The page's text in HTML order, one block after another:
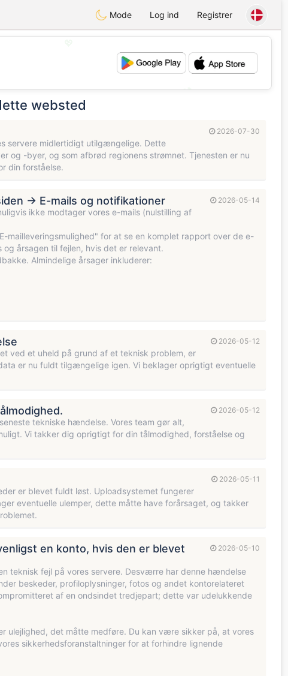
Mode Log ind Registrer
websted
2026-07-30
servere midlertidigt utilgængelige. Dette
og -byer, og som afbrød regionens strømnet. Tjenesten er nu
din forståelse.
2026-05-14
→ E-mails og notifikationer
ikke modtager vores e-mails (nulstilling af
mailleveringsmulighed" for at se en komplet rapport over de e-
årsagen til fejlen, hvis det er relevant.
Almindelige årsager inkluderer:
2026-05-12
ved et uheld på grund af et teknisk problem, er
er nu fuldt tilgængelige igen. Vi beklager oprigtigt eventuelle
2026-05-12
tekniske hændelse. Vores team gør alt,
Vi takker dig oprigtigt for din tålmodighed, forståelse og
2026-05-11
er blevet fuldt løst. Uploadsystemet fungerer
eventuelle ulemper, dette måtte have forårsaget, og takker
2026-05-10
en konto, hvis den er blevet
teknisk fejl på vores servere. Desværre har denne hændelse
beskeder, profiloplysninger, fotos og andet kontorelateret
af en ondsindet tredjepart; dette var udelukkende
ulejlighed, det måtte medføre. Du kan være sikker på, at vores
sikkerhedsforanstaltninger for at forhindre lignende